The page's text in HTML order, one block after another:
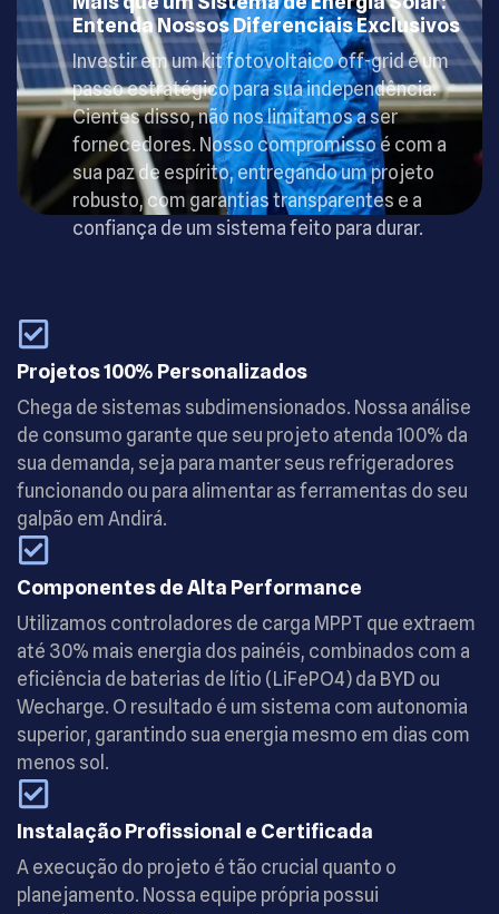
Entenda Nossos Diferenciais Exclusivos
Investir em um kit fotovoltaico off-grid é um
passo estratégico para sua independência.
Cientes disso, não nos limitamos a ser
fornecedores. Nosso compromisso é com a
sua paz de espírito, entregando um projeto
robusto, com garantias transparentes e a
confiança de um sistema feito para durar.
Projetos 100% Personalizados
Chega de sistemas subdimensionados. Nossa análise
de consumo garante que seu projeto atenda 100% da
sua demanda, seja para manter seus refrigeradores
funcionando ou para alimentar as ferramentas do seu
galpão em Andirá.
Componentes de Alta Performance
Utilizamos controladores de carga MPPT que extraem
até 30% mais energia dos painéis, combinados com a
eficiência de baterias de lítio (LiFePO4) da BYD ou
Wecharge. O resultado é um sistema com autonomia
superior, garantindo sua energia mesmo em dias com
menos sol.
Instalação Profissional e Certificada
A execução do projeto é tão crucial quanto o
planejamento. Nossa equipe própria possui